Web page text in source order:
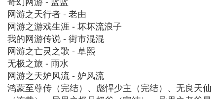
网游之天行者 - 老由
网游之游戏生涯 - 坏坏流浪子
我的网游传说 - 街市混混
网游之亡灵之歌 - 草熙
无极之旅 - 雨水
网游之天妒风流 - 妒风流
鸿蒙至尊传（完结）、彪悍少主（完结）、无良天仙